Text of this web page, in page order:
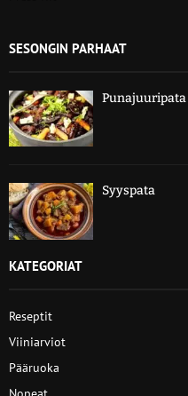
SESONGIN PARHAAT
Punajuuripata
Syyspata
KATEGORIAT
Reseptit
Viiniarviot
Pääruoka